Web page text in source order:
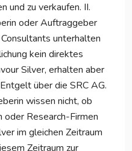
und zu verkaufen. II.
oder Auftraggeber
unterhalten
kein direktes
Silver, erhalten aber
über die SRC AG.
wissen nicht, ob
Research-Firmen
im gleichen Zeitraum
Zeitraum zur